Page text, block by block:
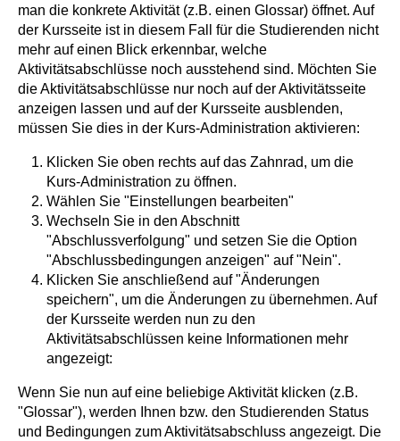
man die konkrete Aktivität (z.B. einen Glossar) öffnet. Auf
der Kursseite ist in diesem Fall für die Studierenden nicht
mehr auf einen Blick erkennbar, welche
Aktivitätsabschlüsse noch ausstehend sind. Möchten Sie
die Aktivitätsabschlüsse nur noch auf der Aktivitätsseite
anzeigen lassen und auf der Kursseite ausblenden,
müssen Sie dies in der Kurs-Administration aktivieren:
Klicken Sie oben rechts auf das Zahnrad, um die
Kurs-Administration zu öffnen.
Wählen Sie "Einstellungen bearbeiten"
Wechseln Sie in den Abschnitt
"Abschlussverfolgung" und setzen Sie die Option
"Abschlussbedingungen anzeigen" auf "Nein".
Klicken Sie anschließend auf "Änderungen
speichern", um die Änderungen zu übernehmen. Auf
der Kursseite werden nun zu den
Aktivitätsabschlüssen keine Informationen mehr
angezeigt:
Wenn Sie nun auf eine beliebige Aktivität klicken (z.B.
"Glossar"), werden Ihnen bzw. den Studierenden Status
und Bedingungen zum Aktivitätsabschluss angezeigt. Die